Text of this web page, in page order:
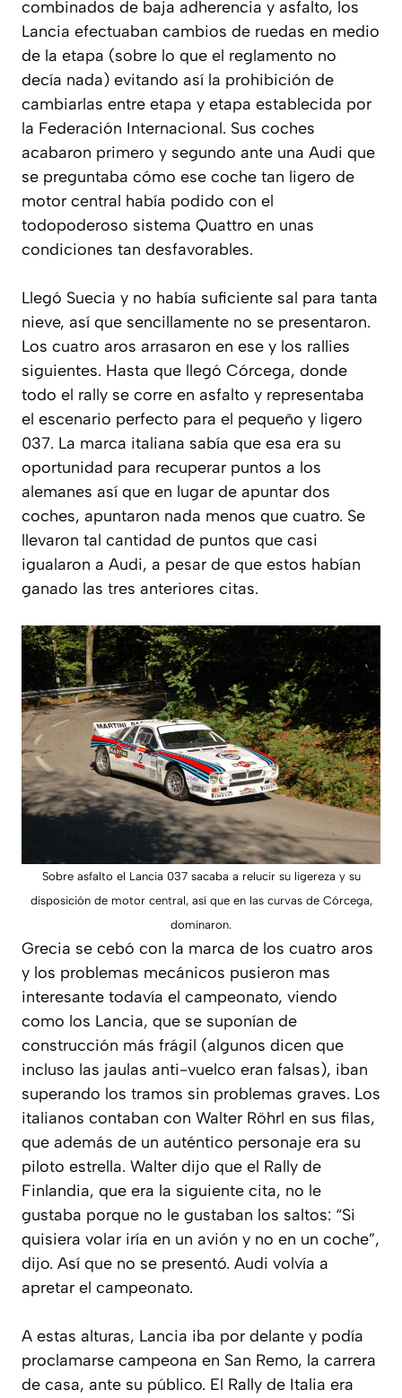
combinados de baja adherencia y asfalto, los
Lancia efectuaban cambios de ruedas en medio
de la etapa (sobre lo que el reglamento no
decía nada) evitando así la prohibición de
cambiarlas entre etapa y etapa establecida por
la Federación Internacional. Sus coches
acabaron primero y segundo ante una Audi que
se preguntaba cómo ese coche tan ligero de
motor central había podido con el
todopoderoso sistema Quattro en unas
condiciones tan desfavorables.
Llegó Suecia y no había suficiente sal para tanta
nieve, así que sencillamente no se presentaron.
Los cuatro aros arrasaron en ese y los rallies
siguientes. Hasta que llegó Córcega, donde
todo el rally se corre en asfalto y representaba
el escenario perfecto para el pequeño y ligero
037. La marca italiana sabía que esa era su
oportunidad para recuperar puntos a los
alemanes así que en lugar de apuntar dos
coches, apuntaron nada menos que cuatro. Se
llevaron tal cantidad de puntos que casi
igualaron a Audi, a pesar de que estos habían
ganado las tres anteriores citas.
Sobre asfalto el Lancia 037 sacaba a relucir su ligereza y su
disposición de motor central, así que en las curvas de Córcega,
dominaron.
Grecia se cebó con la marca de los cuatro aros
y los problemas mecánicos pusieron mas
interesante todavía el campeonato, viendo
como los Lancia, que se suponían de
construcción más frágil (algunos dicen que
incluso las jaulas anti-vuelco eran falsas), iban
superando los tramos sin problemas graves. Los
italianos contaban con Walter Röhrl en sus filas,
que además de un auténtico personaje era su
piloto estrella. Walter dijo que el Rally de
Finlandia, que era la siguiente cita, no le
gustaba porque no le gustaban los saltos: “Si
quisiera volar iría en un avión y no en un coche”,
dijo. Así que no se presentó. Audi volvía a
apretar el campeonato.
A estas alturas, Lancia iba por delante y podía
proclamarse campeona en San Remo, la carrera
de casa, ante su público. El Rally de Italia era